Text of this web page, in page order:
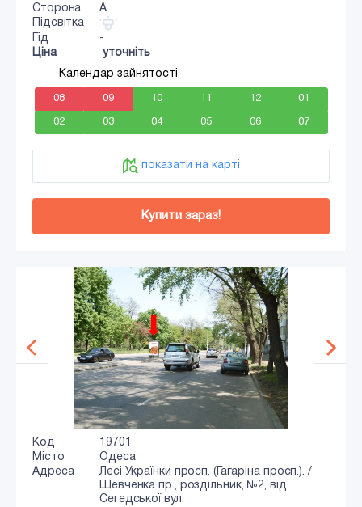
Сторона
A
Підсвітка
Гід
-
Ціна
уточніть
Календар зайнятості
08 09 10 11 12 01
02 03 04 05 06 07
показати на карті
Купити зараз!
Код
19701
Місто
Одеса
Адреса
Лесі Українки просп. (Гагаріна просп.). /
Шевченка пр., роздільник, №2, від
Сегедської вул.